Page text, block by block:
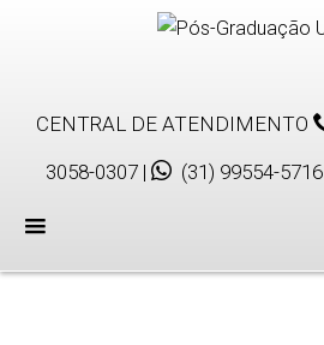
CENTRAL DE ATENDIMENTO
3058-0307 | (31) 99554-5716
Menu